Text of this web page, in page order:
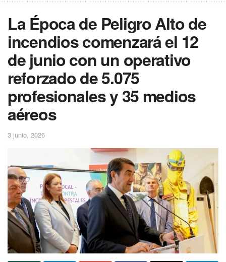
La Época de Peligro Alto de
incendios comenzará el 12
de junio con un operativo
reforzado de 5.075
profesionales y 35 medios
aéreos
3 junio, 2026